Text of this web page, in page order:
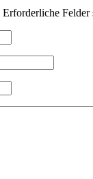
Erforderliche Felder